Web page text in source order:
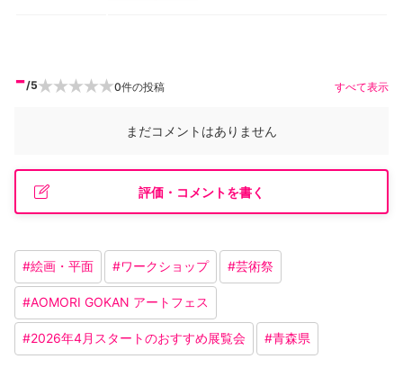
-/5 0件の投稿 すべて表示
まだコメントはありません
評価・コメントを書く
#絵画・平面 #ワークショップ #芸術祭
#AOMORI GOKAN アートフェス
#2026年4月スタートのおすすめ展覧会 #青森県